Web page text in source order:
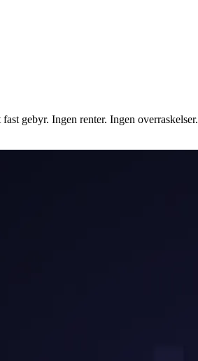
gebyr. Ingen renter. Ingen overraskelser.